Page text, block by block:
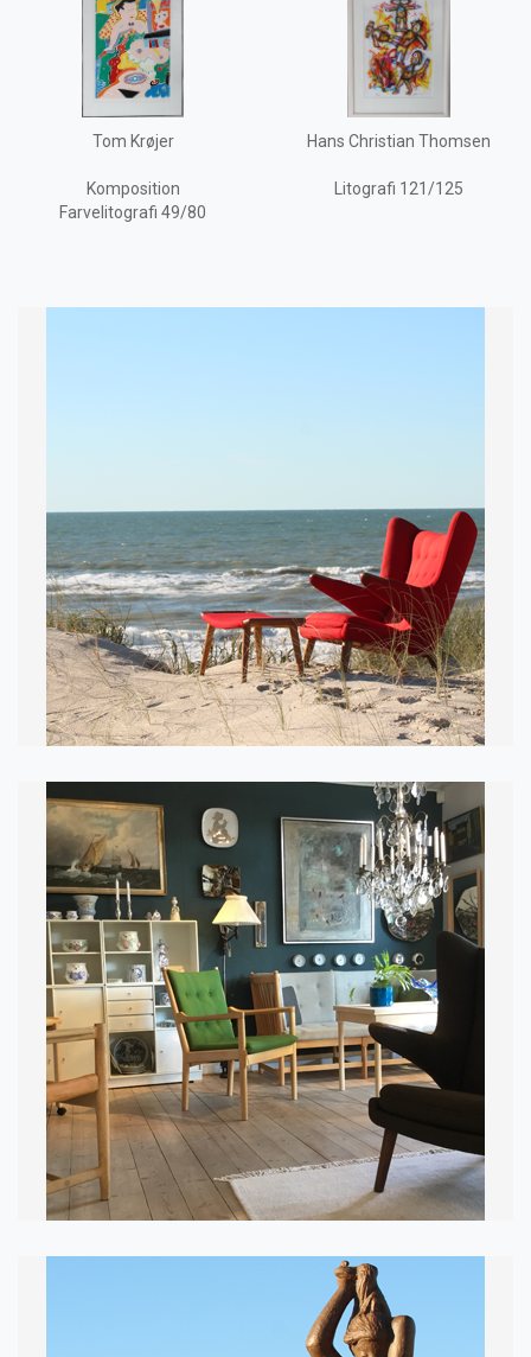
Tom Krøjer
Komposition
Farvelitografi 49/80
Hans Christian Thomsen
Litografi 121/125
MØBELKUNST
I SILKEBORG